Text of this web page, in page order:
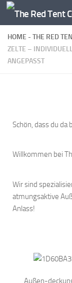
Zum Inhalt
HOME - THE RED
ZELTE –
ANGEPASST
Schön, dass du da
Willkommen bei
Wir sind
atmungsaktive
Anlass!
Außen-